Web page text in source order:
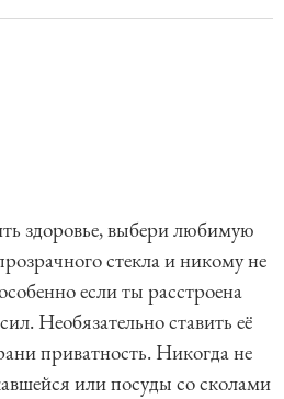
здоровье, выбери любимую
стекла и никому не
если ты расстроена
Необязательно ставить её
приватность. Никогда не
или посуды со сколами